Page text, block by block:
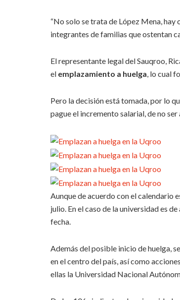
“No solo se trata de López Mena,
integrantes de familias que ostentan
El representante legal del Sauqroo,
el emplazamiento a huelga , lo cual
Pero la decisión está tomada, por lo
pague el incremento salarial, de no
Aunque de acuerdo con el calendario
julio. En el caso de la universidad es
fecha.
Además del posible inicio de huelga,
en el centro del país, así como
ellas la Universidad Nacional